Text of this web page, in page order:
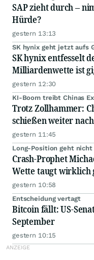
SAP zieht durch –
Hürde?
gestern 13:13
SK hynix geht jetzt aufs
SK hynix entfesselt
Milliardenwette ist
gestern 12:30
KI-Boom treibt Chinas
Trotz Zollhammer:
schießen weiter
gestern 11:45
Long-Position geht nicht
Crash-Prophet
Wette taugt wirklich
gestern 10:58
Entscheidung vertagt
Bitcoin fällt: US-
September
gestern 10:15